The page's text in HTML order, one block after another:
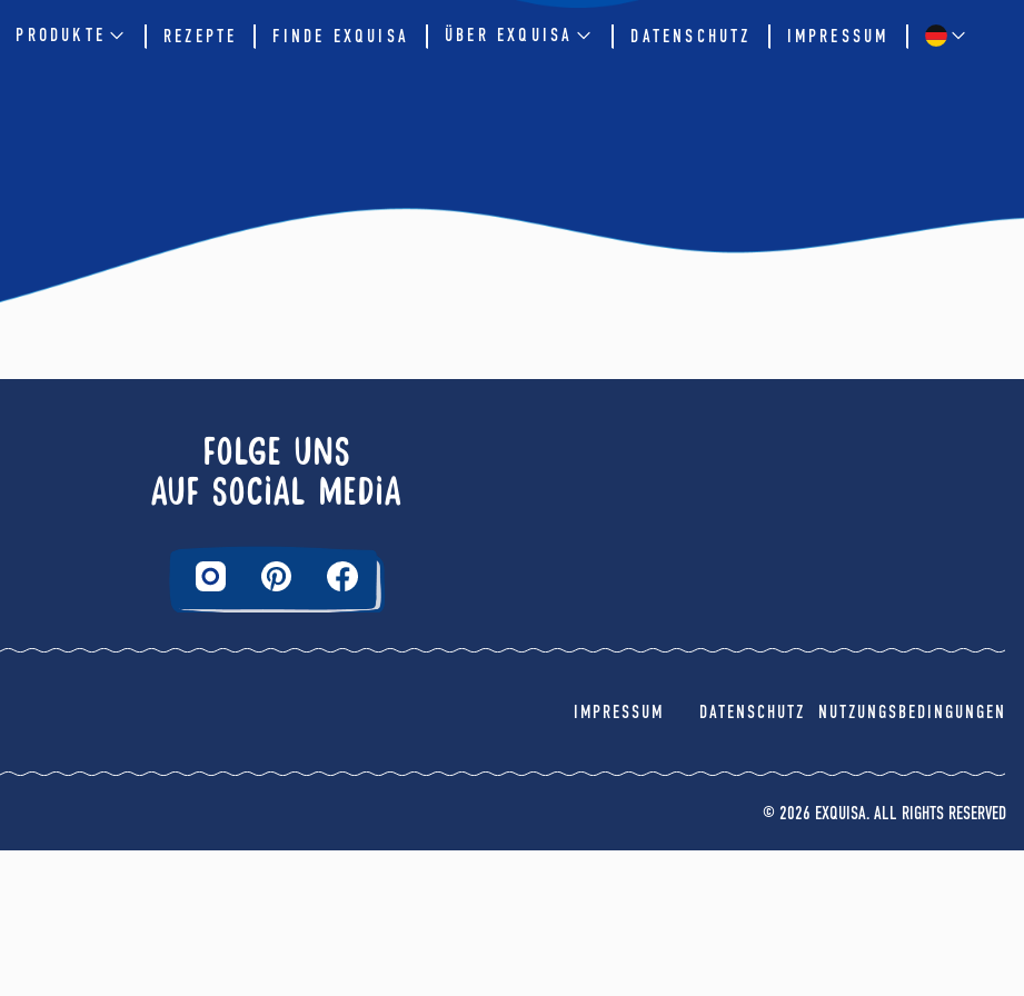
PRODUKTE REZEPTE FINDE EXQUISA ÜBER EXQUISA DATENSCHUTZ IMPRESSUM
FOLGE UNS
AUF SOCIAL MEDIA
IMPRESSUM DATENSCHUTZ NUTZUNGSBEDINGUNGEN
© 2026 EXQUISA. ALL RIGHTS RESERVED